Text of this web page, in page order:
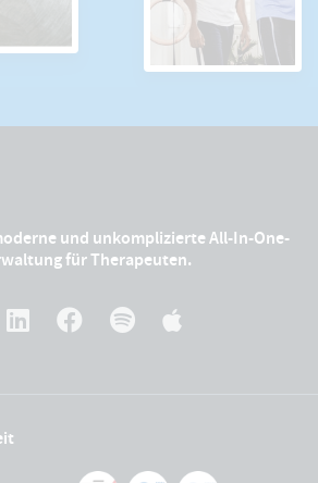
und unkomplizierte All-In-One-
für Therapeuten.